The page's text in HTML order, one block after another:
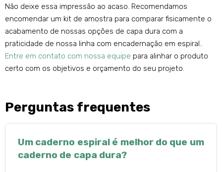
Não deixe essa impressão ao acaso. Recomendamos
encomendar um kit de amostra para comparar fisicamente o
acabamento de nossas opções de capa dura com a
praticidade de nossa linha com encadernação em espiral..
Entre em contato com nossa equipe para alinhar o produto
certo com os objetivos e orçamento do seu projeto.
Perguntas frequentes
Um caderno espiral é melhor do que um
caderno de capa dura?